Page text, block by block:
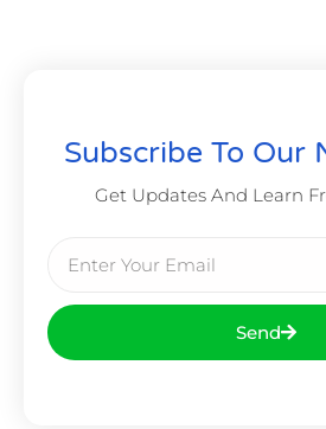
Subscribe To Our
Get Updates And Learn
Send